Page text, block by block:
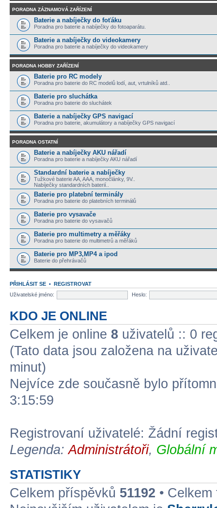
PORADNA ZÁZNAMOVÁ ZAŘÍZENÍ
Baterie a nabíječky do foťáku
Poradna pro baterie a nabíječky do fotoaparátu.
Baterie a nabíječky do videokamery
Poradna pro baterie a nabíječky do videokamery
PORADNA HOBBY ZAŘÍZENÍ
Baterie pro RC modely
Poradna pro baterie do RC modelů lodí, aut, vrtulníků atd..
Baterie pro sluchátka
Poradna pro baterie do sluchátek
Baterie a nabíječky GPS navigací
Poradna pro baterie, akumulátory a nabíječky GPS navigací
PORADNA OSTATNÍ
Baterie a nabíječky AKU nářadí
Poradna pro baterie a nabíječky AKU nářadí
Standardní baterie a nabíječky
Tužkové baterie AA, AAA, monočlánky, 9V..
Nabíječky standardních baterií..
Baterie pro platební terminály
Poradna pro baterie do platebních terminálů
Baterie pro vysavače
Poradna pro baterie do vysavačů
Baterie pro multimetry a měřáky
Poradna pro baterie do multimetrů a měřáků
Baterie pro MP3,MP4 a ipod
Baterie do přehrávačů
PŘIHLÁSIT SE • REGISTROVAT
Uživatelské jméno:
Heslo:
KDO JE ONLINE
Celkem je online 8 uživatelů :: 0
(Tato data jsou založena na
minut)
Nejvíce zde současně bylo
3:15:59
Registrovaní uživatelé: Žádní
Legenda:Administrátoři, Globální
STATISTIKY
Celkem příspěvků 51192 •